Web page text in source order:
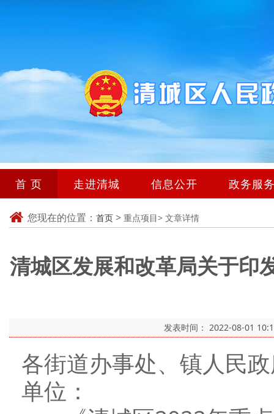
首 页 走进清城 信息公开 政务服
您现在的位置： 首页 > 重点项目> 文章详情
清城区发展和改革局关于印
发表时间： 2022-08-01
各街道办事处、镇人民
单位：